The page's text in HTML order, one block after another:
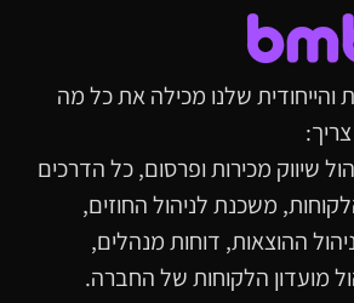
שלנו מכילה את כל מה
שיווק מכירות ופרסום, כל הדרכים
משכנת לניהול החוזים,
ההוצאות, דוחות מנהלים,
מועדון הלקוחות של החברה.